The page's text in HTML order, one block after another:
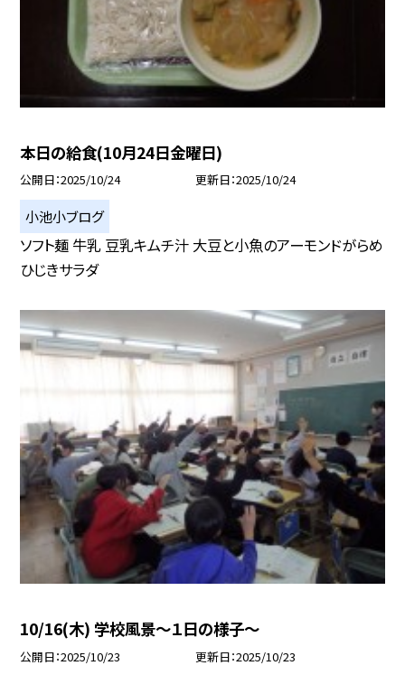
本日の給食(10月24日金曜日)
公開日 2025/10/24 更新日 2025/10/24
小池小ブログ
ソフト麺 牛乳 豆乳キムチ汁 大豆と小魚のアーモンドがらめ
ひじきサラダ
10/16(木) 学校風景〜１日の様子〜
公開日 2025/10/23 更新日 2025/10/23